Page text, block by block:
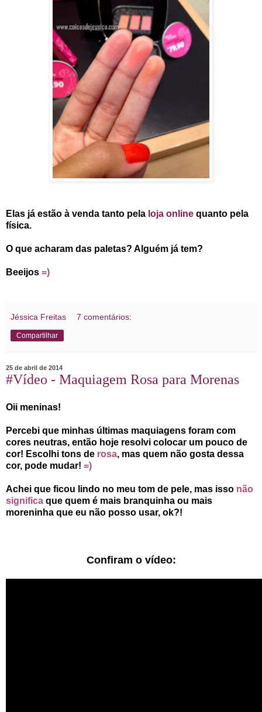
Elas já estão à venda tanto pela loja online quanto pela
física.
O que acharam das paletas? Alguém já tem?
Beeijos =)
Jéssica Freitas 7 comentários:
Compartilhar
25 de abril de 2014
#Vídeo - Maquiagem Rosa para Morenas
Oii meninas!
Percebi que minhas últimas maquiagens foram com
cores neutras, então hoje resolvi colocar um pouco de
cor! Escolhi tons de rosa, mas quem não gosta dessa
cor, pode mudar! =)
Achei que ficou lindo no meu tom de pele, mas isso não
significa que quem é mais branquinha ou mais
moreninha que eu não posso usar, ok?!
Confiram o vídeo: